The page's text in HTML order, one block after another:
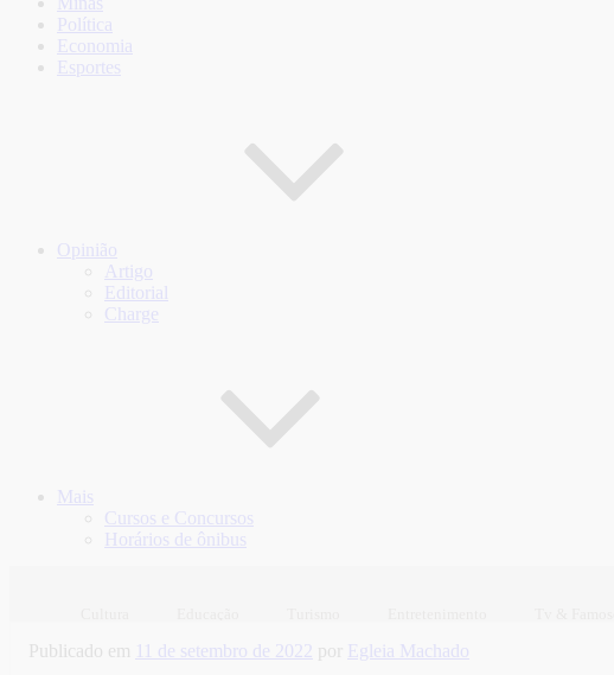
Política
Economia
Esportes
Opinião
Artigo
Editorial
Charge
Mais
Cursos e Concursos
Horários de ônibus
Publicado em 11 de setembro de 2022 por Egleia Machado